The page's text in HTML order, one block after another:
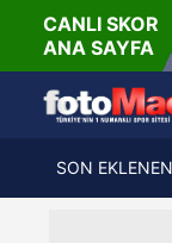
CANLI SKOR
ANA SAYFA
8.8.2026 - Cum
17:00
SON